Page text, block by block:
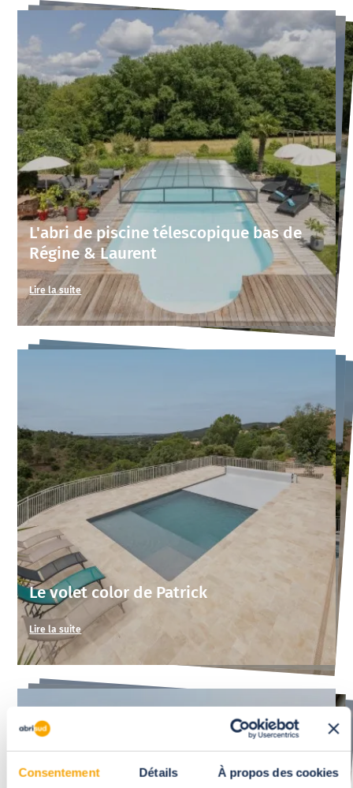
Consentement Détails À propos des cookies
L'abri de piscine télescopique bas de
Régine & Laurent
Lire la suite
Le volet color de Patrick
Lire la suite